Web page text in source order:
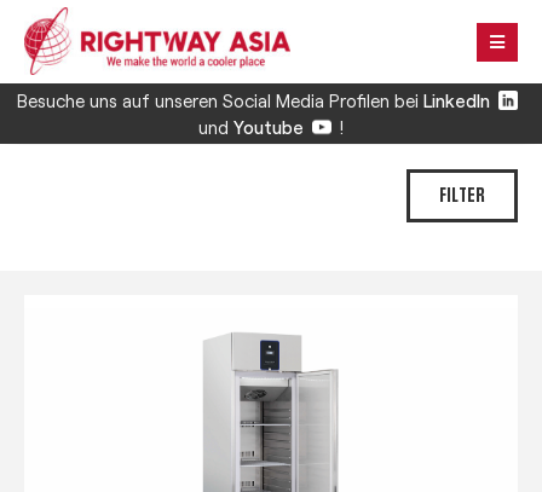
Besuche uns auf unseren Social Media Profilen bei LinkedIn
und Youtube !
FILTER